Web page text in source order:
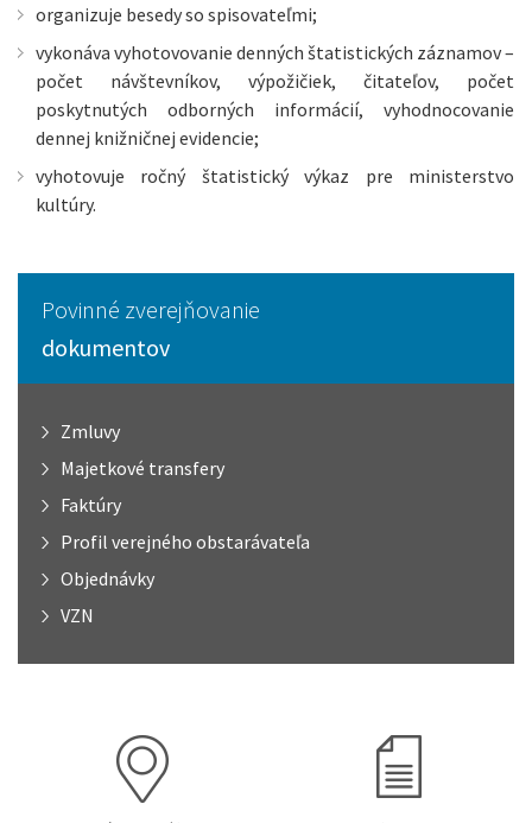
organizuje besedy so spisovateľmi;
vykonáva vyhotovovanie denných štatistických záznamov –
počet návštevníkov, výpožičiek, čitateľov, počet
poskytnutých odborných informácií, vyhodnocovanie
dennej knižničnej evidencie;
vyhotovuje ročný štatistický výkaz pre ministerstvo
kultúry.
Povinné zverejňovanie
dokumentov
Zmluvy
Majetkové transfery
Faktúry
Profil verejného obstarávateľa
Objednávky
VZN